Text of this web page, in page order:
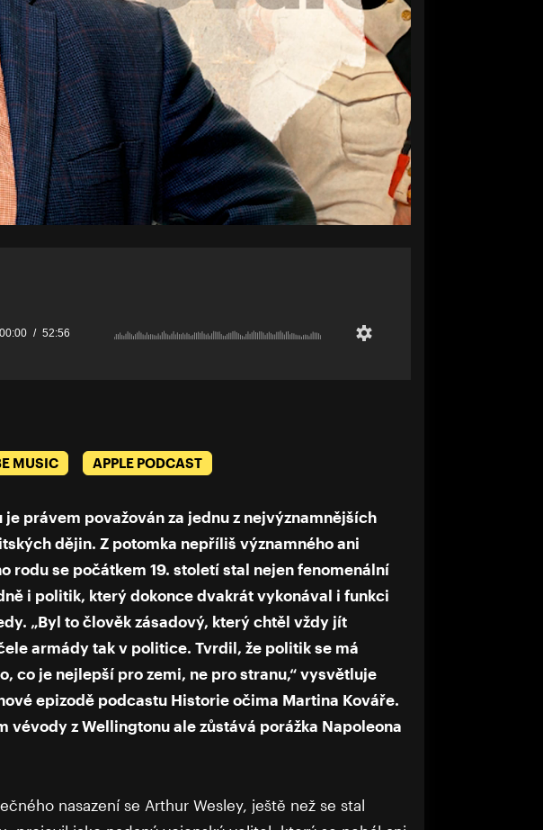
00:00 52:56
MUSIC APPLE PODCAST
je právem považován za jednu z nejvýznamnějších
dějin. Z potomka nepříliš významného ani
rodu se počátkem 19. století stal nejen fenomenální
i politik, který dokonce dvakrát vykonával i funkci
„Byl to člověk zásadový, který chtěl vždy jít
armády tak v politice. Tvrdil, že politik se má
co je nejlepší pro zemi, ne pro stranu,“ vysvětluje
epizodě podcastu Historie očima Martina Kováře.
vévody z Wellingtonu ale zůstává porážka Napoleona
nasazení se Arthur Wesley, ještě než se stal